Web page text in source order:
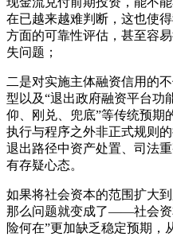
在已越来越难判断，这也使
方面的可靠性评估，甚至容
失问题；
二是对实施主体融资信用的
型以及“退出政府融资平台功
仰、刚兑、兜底”等传统预期
执行与程序之外非正式规则
退出路径中资产处置、司法
有存疑心态。
如果将社会资本的范围扩大
那么问题就变成了——社会资
险何在”更加缺乏稳定预期，